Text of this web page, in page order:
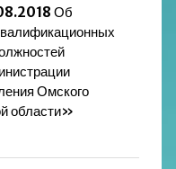
Об
Омского
области»